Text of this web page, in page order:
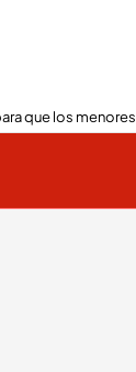
que los